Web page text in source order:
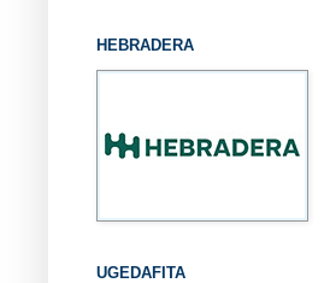
HEBRADERA
UGEDAFITA